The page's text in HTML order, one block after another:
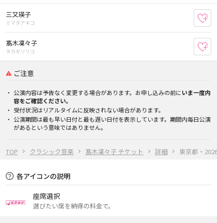
TOP クラシック音楽 髙木凜々子 チケット 詳細 東京都・
三又瑛子
ミマタアキコ
髙木凜々子
タカギリリコ
ご注意
公演内容は予告なく変更する場合があります。お申し込みの前にいま一度内
容をご確認ください。
受付状況はリアルタイムに反映されない場合があります。
公演期間は最も早い日付と最も遅い日付を表示しています。期間内毎日公演
があるという意味ではありません。
各アイコンの説明
座席選択
選びたい席を納得の料金で。